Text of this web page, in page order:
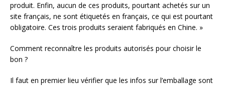
produit. Enfin, aucun de ces produits, pourtant achetés sur un
site français, ne sont étiquetés en français, ce qui est pourtant
obligatoire. Ces trois produits seraient fabriqués en Chine. »
Comment reconnaître les produits autorisés pour choisir le
bon ?
Il faut en premier lieu vérifier que les infos sur l’emballage sont